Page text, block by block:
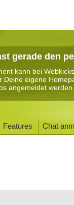
gerade den
kann bei
Deine eigene
angemeldet werden.
Features Chat